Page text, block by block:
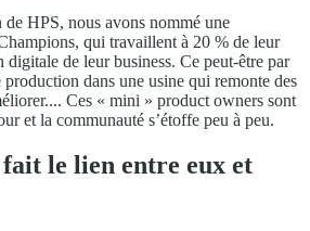
de HPS, nous avons nommé une
qui travaillent à 20 % de leur
digitale de leur business. Ce peut-être par
dans une usine qui remonte des
Ces « mini » product owners sont
et la communauté s’étoffe peu à peu.
le lien entre eux et